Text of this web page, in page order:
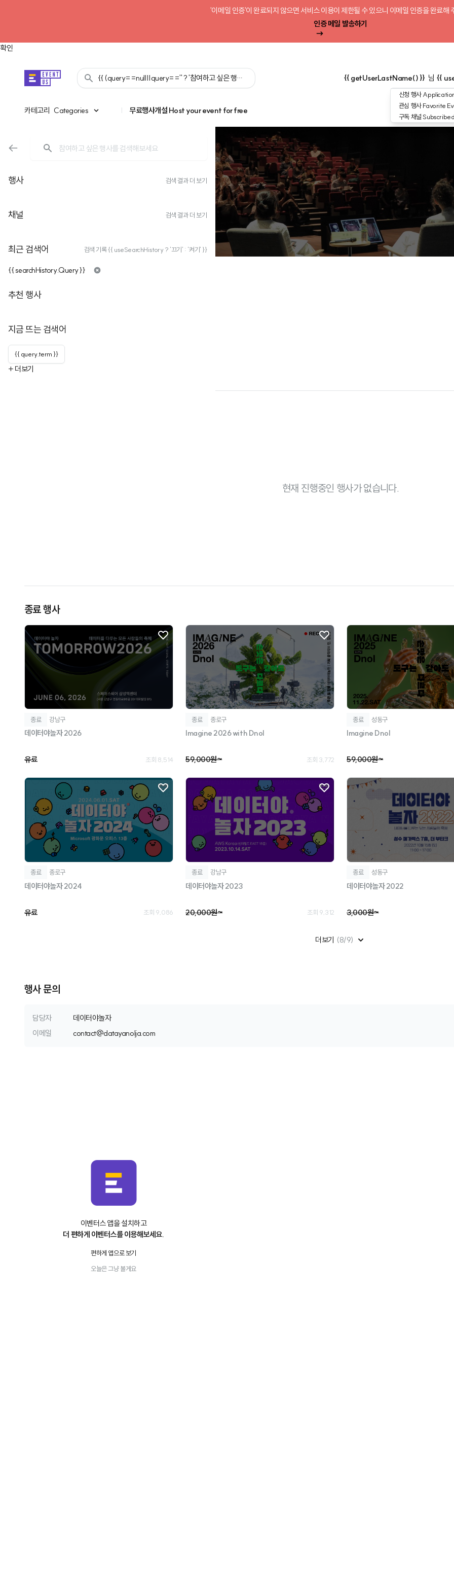
'이메일 인증'이 완료되지 않으면 서비스 이용이 제한될 수 있으니 이메일 인증을 완료해
인증 메일 발송하기
확인
{{ (query==null||query=='' ? '참여하고 싶은 행사를 검색해 보세요':query) }} {{ getUserLastName() }} 님 {{
신청 행사
관심 행사Favorite
구독 채널
카테고리 Categories
카테고리 | 무료행사개설 Host your event for free
행사 검색 결과 더 보기
채널 검색 결과 더 보기
최근 검색어 검색 기록 {{ useSearchHistory ? '끄기' : '켜기' }}
{{ searchHistory.Query }}
추천 행사
지금 뜨는 검색어
{{ query.term }}
+ 더보기
구독자 177 누적행사
데이터야놀자는 데이터를 다루는 모든 사람들의 축제입니다!
현재 진행중인 행사가 없습니다.
종료 행사
종료 강남구
데이터야놀자 2026
유료 조회 8,514
종료 종로구
Imagine 2026 with Dnol
59,000원~ 조회 3,772
종료 성동구
Imagine Dnol
59,000원~
종료 종로구
데이터야놀자 2024
유료 조회 9,086
종료 강남구
데이터야놀자 2023
20,000원~ 조회 9,312
종료 성동구
데이터야놀자 2022
3,000원~
더보기 (8/9)
행사 문의
담당자
데이터야놀자
이메일
contact@datayanolja com
이벤터스 앱을 설치하고
더 편하게 이벤터스를 이용해보세요.
편하게 앱으로 보기
오늘은 그냥 볼게요